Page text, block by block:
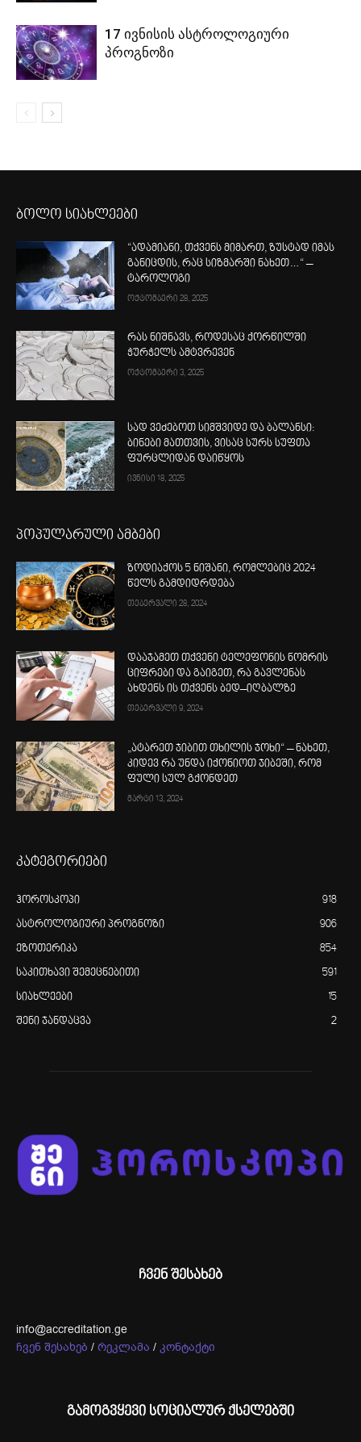
17 ივნისის ასტროლოგიური
პროგნოზი
ბოლო სიახლეები
“ადამიანი, თქვენს მიმართ, ზუსტად იმას
განიცდის, რაც სიზმარში ნახეთ…“ –
ტაროლოგი
ოქტომბერი 28, 2025
რას ნიშნავს, როდესაც ქორწილში
ჭურჭელს ამტვრევენ
ოქტომბერი 3, 2025
სად ვეძებოთ სიმშვიდე და ბალანსი:
ბინები მათთვის, ვისაც სურს სუფთა
ფურცლიდან დაიწყოს
ივნისი 18, 2025
პოპულარული ამბები
ზოდიაქოს 5 ნიშანი, რომლებიც 2024
წელს გამდიდრდება
თებერვალი 28, 2024
დააჯამეთ თქვენი ტელეფონის ნომრის
ციფრები და გაიგეთ, რა გავლენას
ახდენს ის თქვენს ბედ–იღბალზე
თებერვალი 9, 2024
„ატარეთ ჯიბით თხილის ჯოხი“ – ნახეთ,
კიდევ რა უნდა იქონიოთ ჯიბეში, რომ
ფული სულ გქონდეთ
მარტი 13, 2024
კატეგორიები
ჰოროსკოპი 918
ასტროლოგიური პროგნოზი 906
ეზოთერიკა 854
საკითხავი შემეცნებითი 591
სიახლეები 15
შენი ჯანდაცვა 2
ჩვენ შესახებ
info@accreditation.ge
ჩვენ შესახებ / რეკლამა / კონტაქტი
გამოგვყევი სოციალურ ქსელებში